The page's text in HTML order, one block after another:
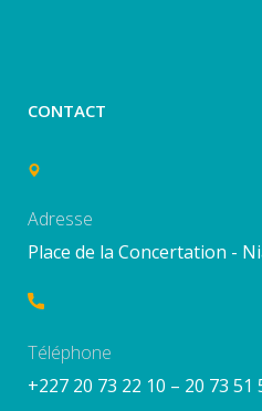
CONTACT
Adresse
Place de la Concertation -
Téléphone
+227 20 73 22 10 – 20 73 51